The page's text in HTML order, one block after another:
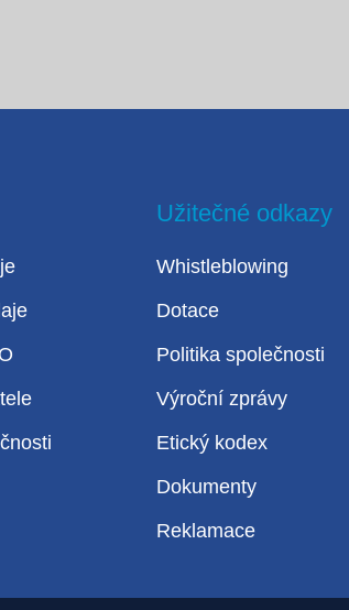
Užitečné odkazy
Whistleblowing
Dotace
Politika společnosti
Výroční zprávy
Etický kodex
Dokumenty
Reklamace